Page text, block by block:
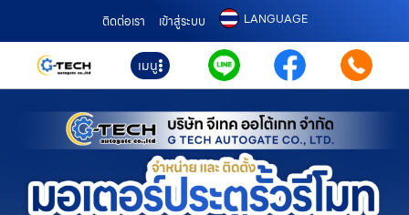
ติดต่อเรา เข้าสู่ระบบ LANGUAGE
เมนู